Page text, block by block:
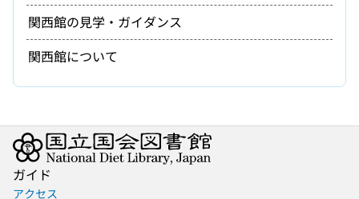
関西館の見学・ガイダンス
関西館について
ガイド
アクセス